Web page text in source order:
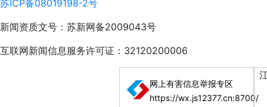
苏ICP备08019198-2号
新闻资质文号：苏新网备2009043号
互联网新闻信息服务许可证：32120200006
网上有害信息举报专区
https://wx.js12377.cn:8700/